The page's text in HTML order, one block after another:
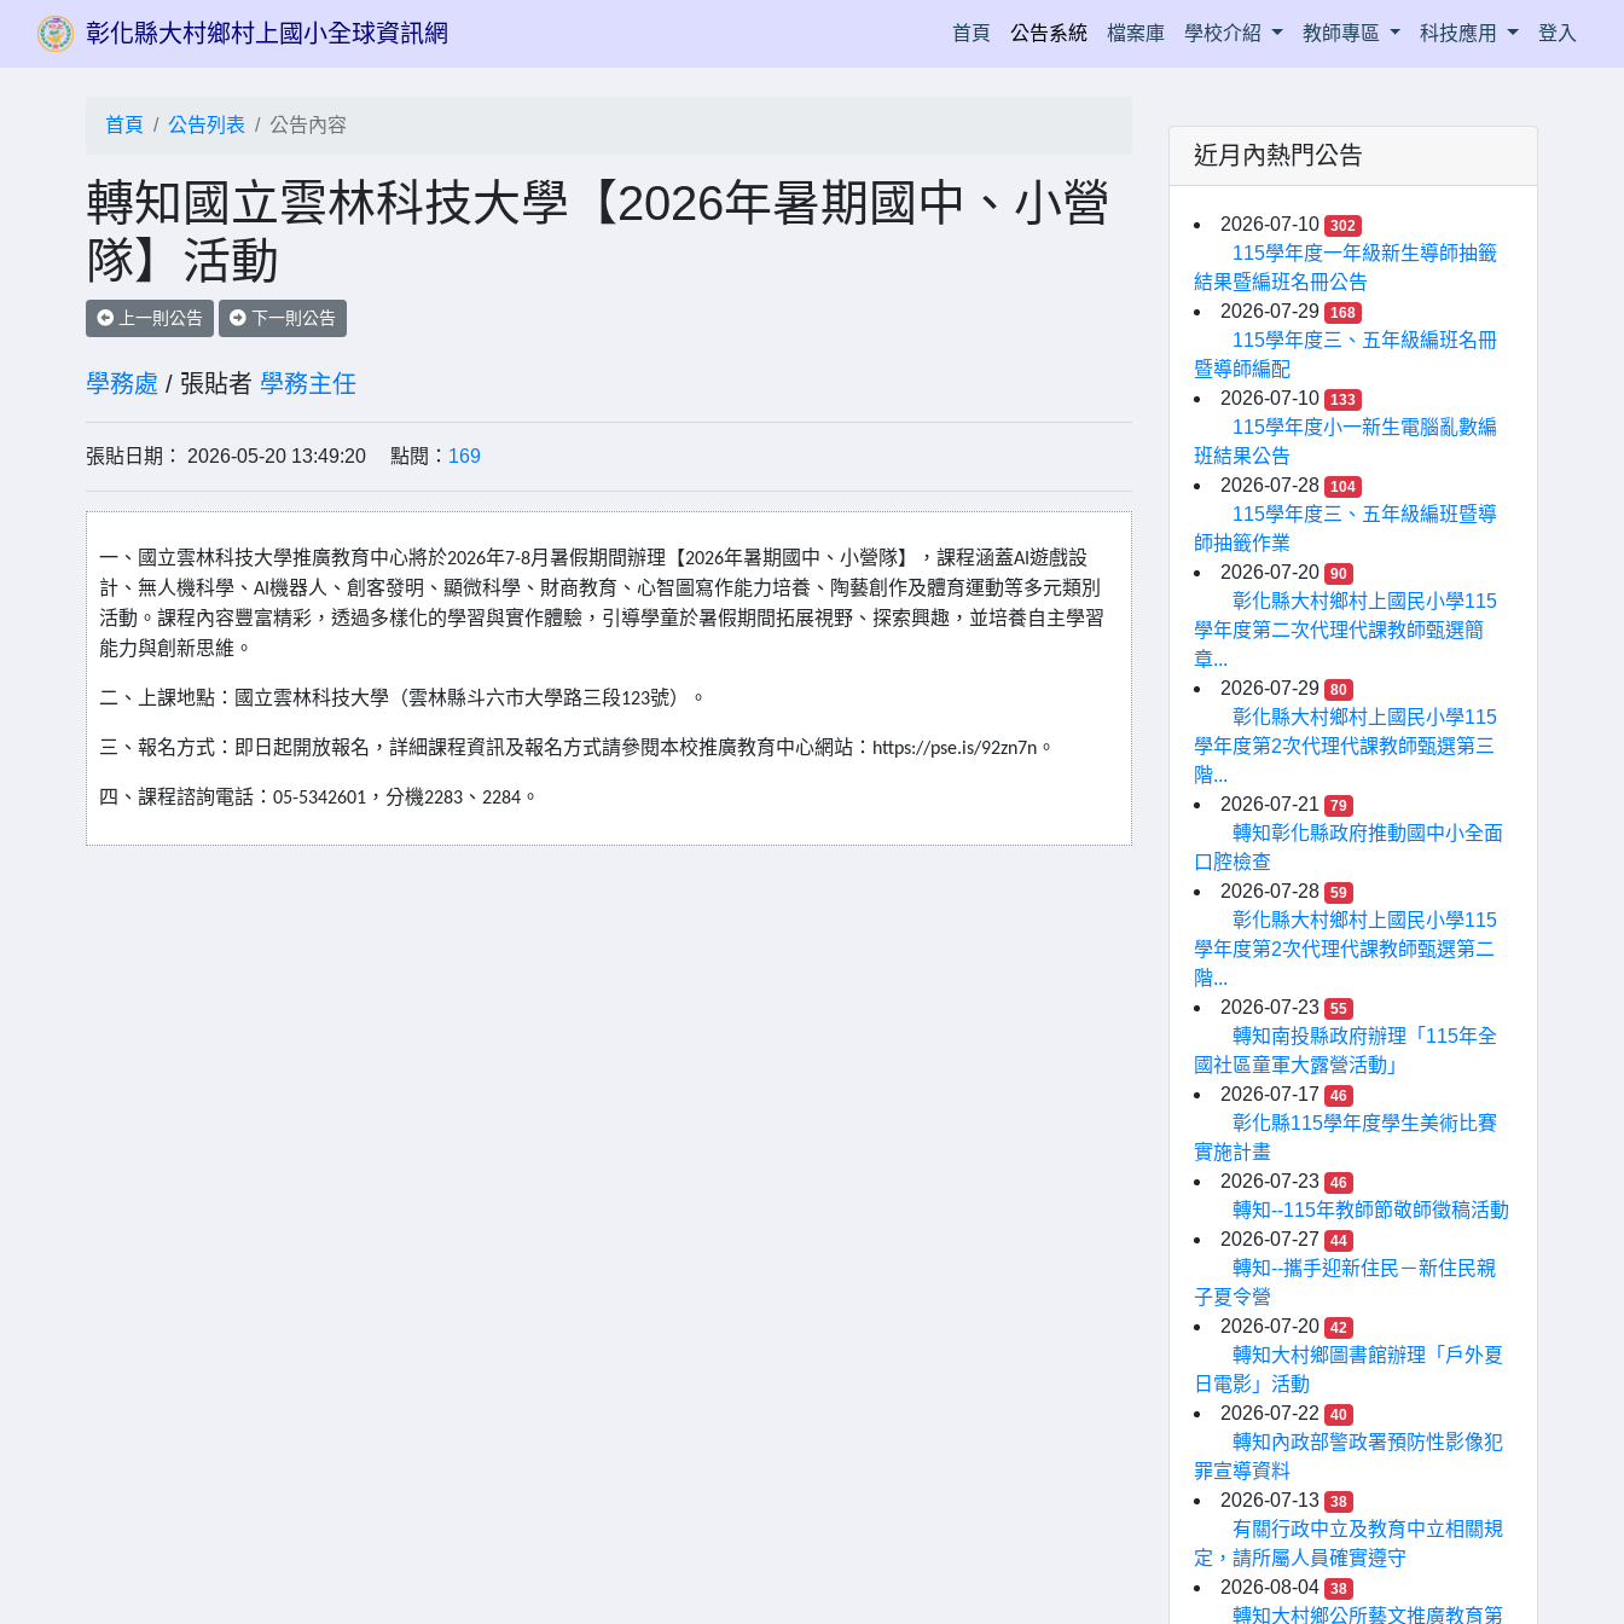
彰化縣大村鄉村上國小全球資訊網 首頁(current)
公告系統 檔案庫 學校介紹 教師專區 科技應用 登入
首頁 公告列表 公告內容
轉知國立雲林科技大學【2026年暑期國中、小營
隊】活動
上一則公告 下一則公告
學務處 / 張貼者 學務主任
張貼日期： 2026-05-20 13:49:20 點閱： 169
一、國立雲林科技大學推廣教育中心將於2026年7-8月暑假期間辦理【2026年暑期國中、小營隊】，課程涵蓋AI 遊戲設
計、無人機科學、 AI 機器人、創客發明、顯微科學、財商教育、心智圖寫作能力培養、陶藝創作及體育運動等多元類別
活動。課程內容豐富精彩，透過多樣化的學習與實作體驗，引導學童於暑假期間拓展視野、探索興趣，並培養自主學習
能力與創新思維。
二、上課地點：國立雲林科技大學（雲林縣斗六市大學路三段123號）。
三、報名方式：即日起開放報名，詳細課程資訊及報名方式請參閱本校推廣教育中心網站： https://pse.is/92zn7n 。
四、課程諮詢電話： 05-5342601 ，分機2283 、 2284 。
近月內熱門公告
2026-07-10 302
115學年度一年級新生導師抽籤
結果暨編班名冊公告
2026-07-29
168
115學年度三、五年級編班名冊
暨導師編配
2026-07-10
133
115學年度小一新生電腦亂數編
班結果公告
2026-07-28
104
115學年度三、五年級編班暨導
師抽籤作業
2026-07-20
90
彰化縣大村鄉村上國民小學115
學年度第二次代理代課教師甄選簡
章...
2026-07-29
80
彰化縣大村鄉村上國民小學115
學年度第2次代理代課教師甄選第三
階...
2026-07-21
79
轉知彰化縣政府推動國中小全面
口腔檢查
2026-07-28
59
彰化縣大村鄉村上國民小學115
學年度第2次代理代課教師甄選第二
階...
2026-07-23
55
轉知南投縣政府辦理「115年全
國社區童軍大露營活動」
2026-07-17
46
彰化縣115學年度學生美術比賽
實施計畫
2026-07-23
46
轉知--115年教師節敬師徵稿活動
2026-07-27
44
轉知--攜手迎新住民－新住民親
子夏令營
2026-07-20
42
轉知大村鄉圖書館辦理「戶外夏
日電影」活動
2026-07-22
40
轉知內政部警政署預防性影像犯
罪宣導資料
2026-07-13
38
有關行政中立及教育中立相關規
定，請所屬人員確實遵守
2026-08-04
38
轉知大村鄉公所藝文推廣教育第